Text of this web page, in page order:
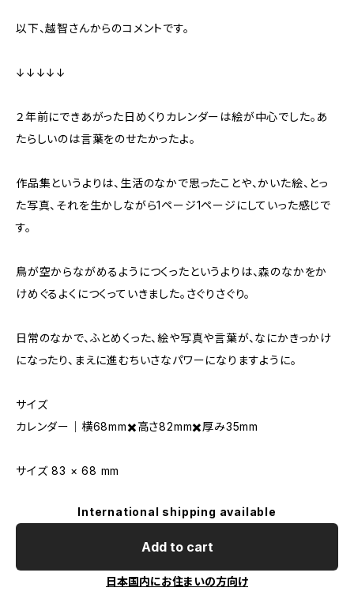
以下、越智さんからのコメントです。
↓↓↓↓↓
２年前にできあがった日めくりカレンダーは絵が中心でした。あ
たらしいのは言葉をのせたかったよ。
作品集というよりは、生活のなかで思ったことや、かいた絵、とっ
た写真、それを生かしながら1ページ1ページにしていった感じで
す。
鳥が空からながめるようにつくったというよりは、森のなかをか
けめぐるよくにつくっていきました。さぐりさぐり。
日常のなかで、ふとめくった、絵や写真や言葉が、なにかきっかけ
になったり、まえに進むちいさなパワーになりますように。
サイズ
カレンダー｜横68mm✖️高さ82mm✖️厚み35mm
サイズ 83 × 68 mm
International shipping available
Add to cart
日本国内にお住まいの方向け